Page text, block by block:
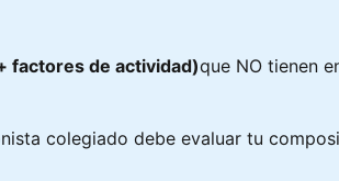
factores de actividad)que NO tienen
colegiado debe evaluar tu